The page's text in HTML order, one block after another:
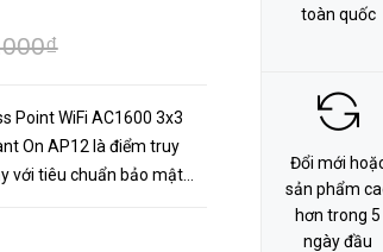
Point WiFi AC1600 3x3
On AP12 là điểm truy
với tiêu chuẩn bảo mật
toàn quốc
Đổi mới
sản phẩm
hơn trong 5
ngày đầu